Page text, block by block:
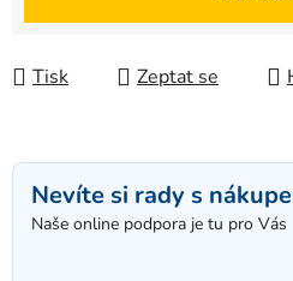
Tisk Zeptat se
Nevíte si rady s
Naše online podpora je tu pro Vás